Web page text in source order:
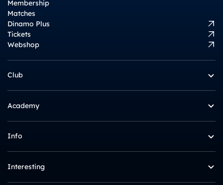
Membership
Matches
Dinamo Plus
Tickets
Webshop
Club
Academy
Info
Interesting